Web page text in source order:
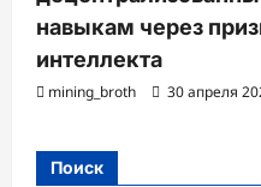
навыкам через
интеллекта
mining_broth 30 апреля
Поиск